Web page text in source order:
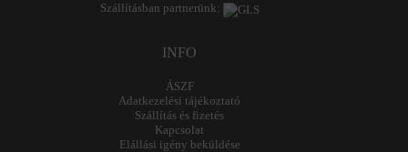
Szállításban partnerünk:
INFO
ÁSZF
Adatkezelési tájékoztató
Szállítás és fizetés
Kapcsolat
Elállási igény beküldése